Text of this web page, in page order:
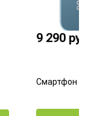
9 290
Смартфон